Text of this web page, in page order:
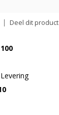
Deel dit product
Levering